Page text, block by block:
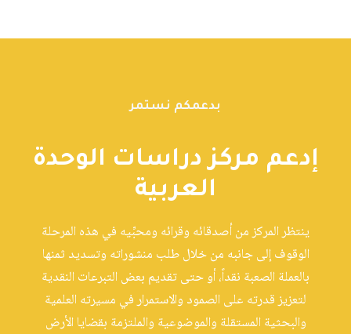
بدعمكم نستمر
إدعم مركز دراسات الوحدة
العربية
ينتظر المركز من أصدقائه وقرائه ومحبِّيه في هذه المرحلة
الوقوف إلى جانبه من خلال طلب منشوراته وتسديد ثمنها
بالعملة الصعبة نقداً، أو حتى تقديم بعض التبرعات النقدية
لتعزيز قدرته على الصمود والاستمرار في مسيرته العلمية
والبحثية المستقلة والموضوعية والملتزمة بقضايا الأرض